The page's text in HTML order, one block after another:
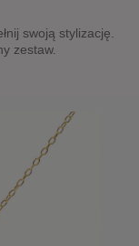
swoją stylizację.
zestaw.